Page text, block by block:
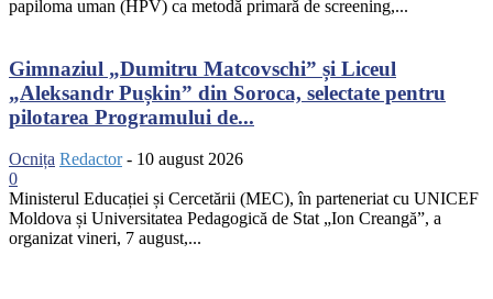
papiloma uman (HPV) ca metodă primară de screening,...
Gimnaziul „Dumitru Matcovschi” și Liceul
„Aleksandr Pușkin” din Soroca, selectate pentru
pilotarea Programului de...
Ocnița Redactor - 10 august 2026
0
Ministerul Educației și Cercetării (MEC), în parteneriat cu UNICEF
Moldova și Universitatea Pedagogică de Stat „Ion Creangă”, a
organizat vineri, 7 august,...